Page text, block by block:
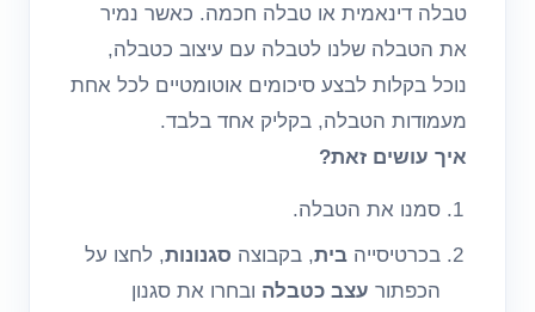
טבלה דינאמית או טבלה חכמה. כאשר נמיר
את הטבלה שלנו לטבלה עם עיצוב כטבלה,
נוכל בקלות לבצע סיכומים אוטומטיים לכל אחת
מעמודות הטבלה, בקליק אחד בלבד.
איך עושים זאת?
סמנו את הטבלה.
בכרטיסייהבית, בקבוצהסגנונות, לחצו על
הכפתורעצב כטבלהובחרו את סגנון